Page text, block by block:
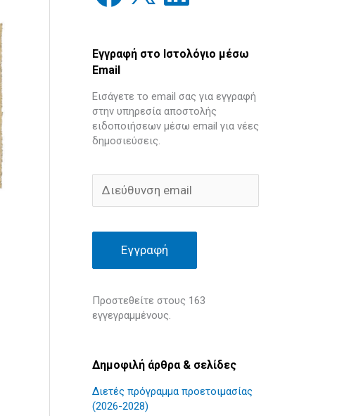
Εγγραφή στο Ιστολόγιο μέσω
Email
Εισάγετε το email σας για εγγραφή
στην υπηρεσία αποστολής
ειδοποιήσεων μέσω email για νέες
δημοσιεύσεις.
Εγγραφή
Προστεθείτε στους 163
εγγεγραμμένους.
Δημοφιλή άρθρα & σελίδες
Διετές πρόγραμμα προετοιμασίας
(2026-2028)